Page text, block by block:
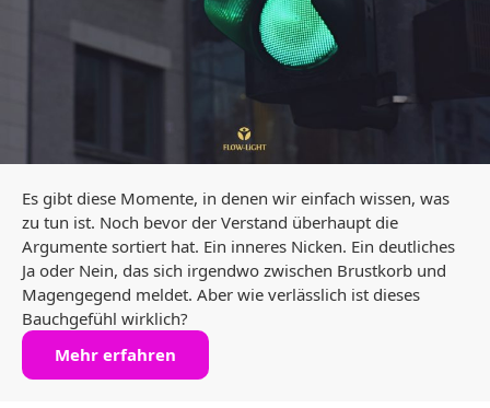
Es gibt diese Momente, in denen wir einfach wissen, was
zu tun ist. Noch bevor der Verstand überhaupt die
Argumente sortiert hat. Ein inneres Nicken. Ein deutliches
Ja oder Nein, das sich irgendwo zwischen Brustkorb und
Magengegend meldet. Aber wie verlässlich ist dieses
Bauchgefühl wirklich?
Mehr erfahren